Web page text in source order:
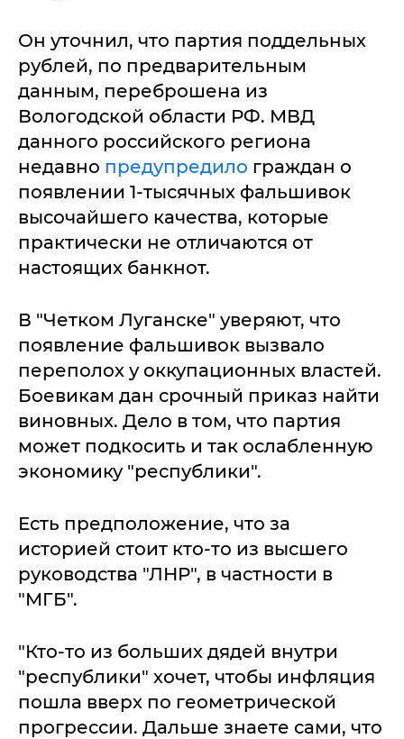
Он уточнил, что партия поддельных
рублей, по предварительным
данным, переброшена из
Вологодской области РФ. МВД
данного российского региона
недавно предупредило граждан о
появлении 1-тысячных фальшивок
высочайшего качества, которые
практически не отличаются от
настоящих банкнот.
В "Четком Луганске" уверяют, что
появление фальшивок вызвало
переполох у оккупационных властей.
Боевикам дан срочный приказ найти
виновных. Дело в том, что партия
может подкосить и так ослабленную
экономику "республики".
Есть предположение, что за
историей стоит кто-то из высшего
руководства "ЛНР", в частности в
"МГБ".
"Кто-то из больших дядей внутри
"республики" хочет, чтобы инфляция
пошла вверх по геометрической
прогрессии. Дальше знаете сами, что